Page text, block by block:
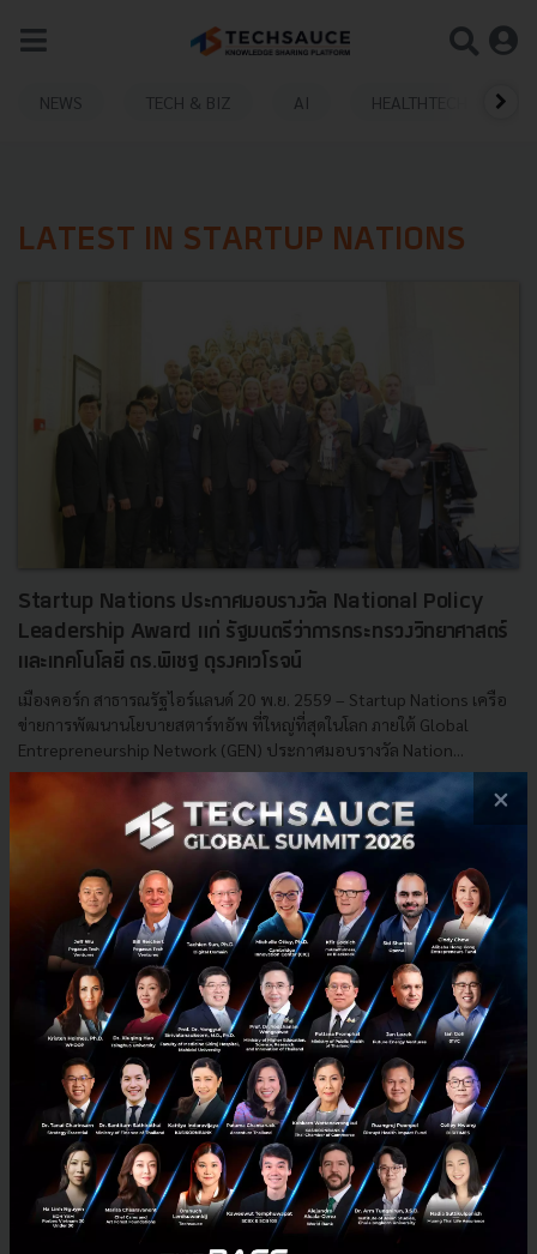
NEWS TECH & BIZ AI HEALTHTECH
LATEST IN STARTUP NATIONS
Startup Nations ประกาศมอบรางวัล National Policy
Leadership Award แก่ รัฐมนตรีว่าการกระทรวงวิทยาศาสตร์
และเทคโนโลยี ดร.พิเชฐ ดุรงคเวโรจน์
เมืองคอร์ก สาธารณรัฐไอร์แลนด์ 20 พ.ย. 2559 – Startup Nations เครือ
ข่ายการพัฒนานโยบายสตาร์ทอัพ ที่ใหญ่ที่สุดในโลก ภายใต้ Global
Entrepreneurship Network (GEN) ประกาศมอบรางวัล Nation...
startup thailand
E-mail :contact@techsauce.co
Tel : 02-001-5375
Mobile : 06-4658-9500
Techsauce Media
×